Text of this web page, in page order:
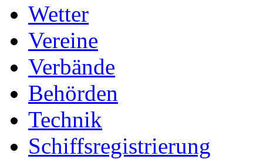
Wetter
Vereine
Verbände
Behörden
Technik
Schiffsregistrierung